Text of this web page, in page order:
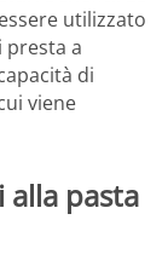
utilizzato
presta a
di
viene
alla pasta